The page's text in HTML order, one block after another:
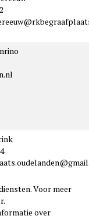
Voor meer
over